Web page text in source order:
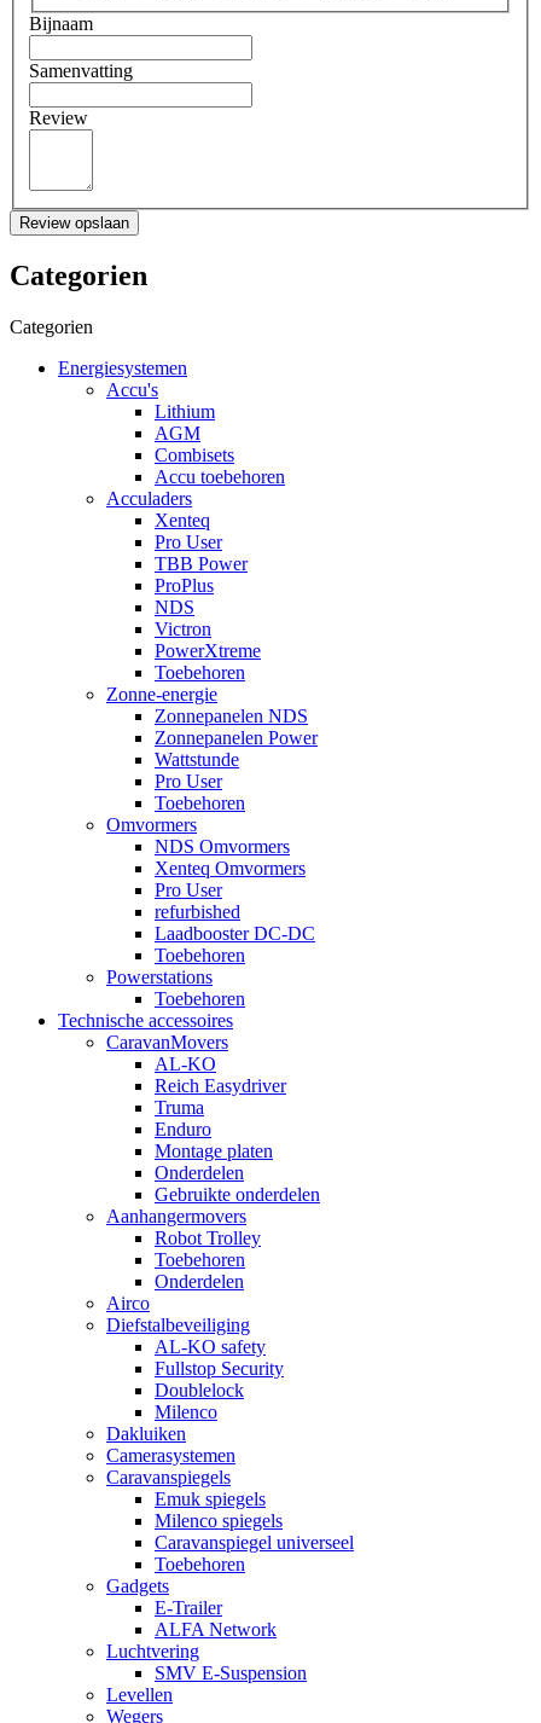
Bijnaam
Samenvatting
Review
Review opslaan
Categorien
Categorien
Energiesystemen
Accu's
Lithium
AGM
Combisets
Accu toebehoren
Acculaders
Xenteq
Pro User
TBB Power
ProPlus
NDS
Victron
PowerXtreme
Toebehoren
Zonne-energie
Zonnepanelen NDS
Zonnepanelen Power
Wattstunde
Pro User
Toebehoren
Omvormers
NDS Omvormers
Xenteq Omvormers
Pro User
refurbished
Laadbooster DC-DC
Toebehoren
Powerstations
Toebehoren
Technische accessoires
CaravanMovers
AL-KO
Reich Easydriver
Truma
Enduro
Montage platen
Onderdelen
Gebruikte onderdelen
Aanhangermovers
Robot Trolley
Toebehoren
Onderdelen
Airco
Diefstalbeveiliging
AL-KO safety
Fullstop Security
Doublelock
Milenco
Dakluiken
Camerasystemen
Caravanspiegels
Emuk spiegels
Milenco spiegels
Caravanspiegel universeel
Toebehoren
Gadgets
E-Trailer
ALFA Network
Luchtvering
SMV E-Suspension
Levellen
Wegers